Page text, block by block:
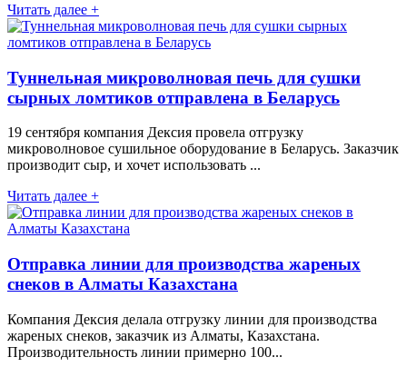
Читать далее +
Туннельная микроволновая печь для сушки
сырных ломтиков отправлена в Беларусь
19 сентября компания Дексия провела отгрузку
микроволновое сушильное оборудование в Беларусь. Заказчик
производит сыр, и хочет использовать ...
Читать далее +
Отправка линии для производства жареных
снеков в Алматы Казахстана
Компания Дексия делала отгрузку линии для производства
жареных снеков, заказчик из Алматы, Казахстана.
Производительность линии примерно 100...